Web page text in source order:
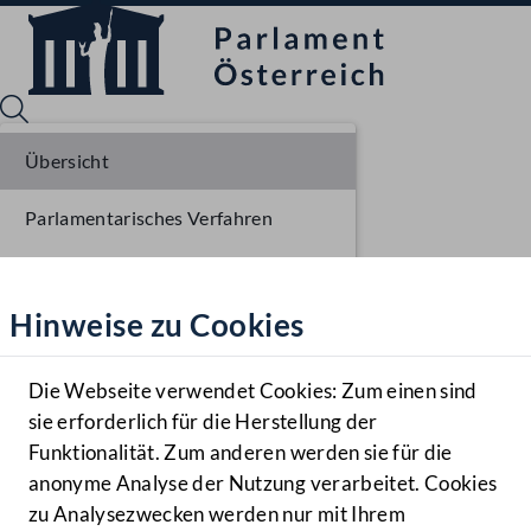
Hilfe
Benutzer
Navigationsmenü öffnen
MENÜ
Hinweise zu Cookies
Die Webseite verwendet Cookies: Zum einen sind
sie erforderlich für die Herstellung der
Funktionalität. Zum anderen werden sie für die
anonyme Analyse der Nutzung verarbeitet. Cookies
zu Analysezwecken werden nur mit Ihrem
Übersicht
Parlamentarisches Verfahren
Ausschussberatungen BR
Plenarberatungen BR